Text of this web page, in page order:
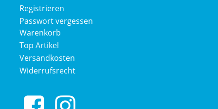
Registrieren
Passwort vergessen
Warenkorb
Top Artikel
Versandkosten
Widerrufsrecht